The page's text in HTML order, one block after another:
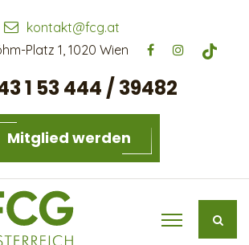
kontakt@fcg.at
Platz 1, 1020 Wien
1 53 444 / 39482
Mitglied werden